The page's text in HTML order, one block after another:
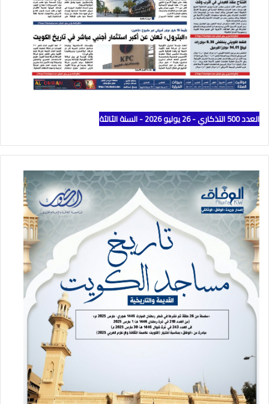
العدد 500 التذكاري - 26 يوليو 2026 - السنة الثالثة